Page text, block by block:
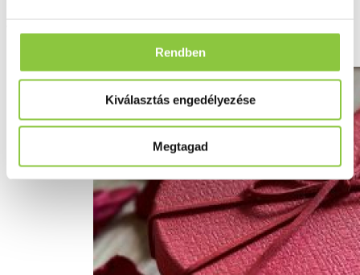
Rendben
Kiválasztás engedélyezése
Megtagad
Valentin-napi hagyományok